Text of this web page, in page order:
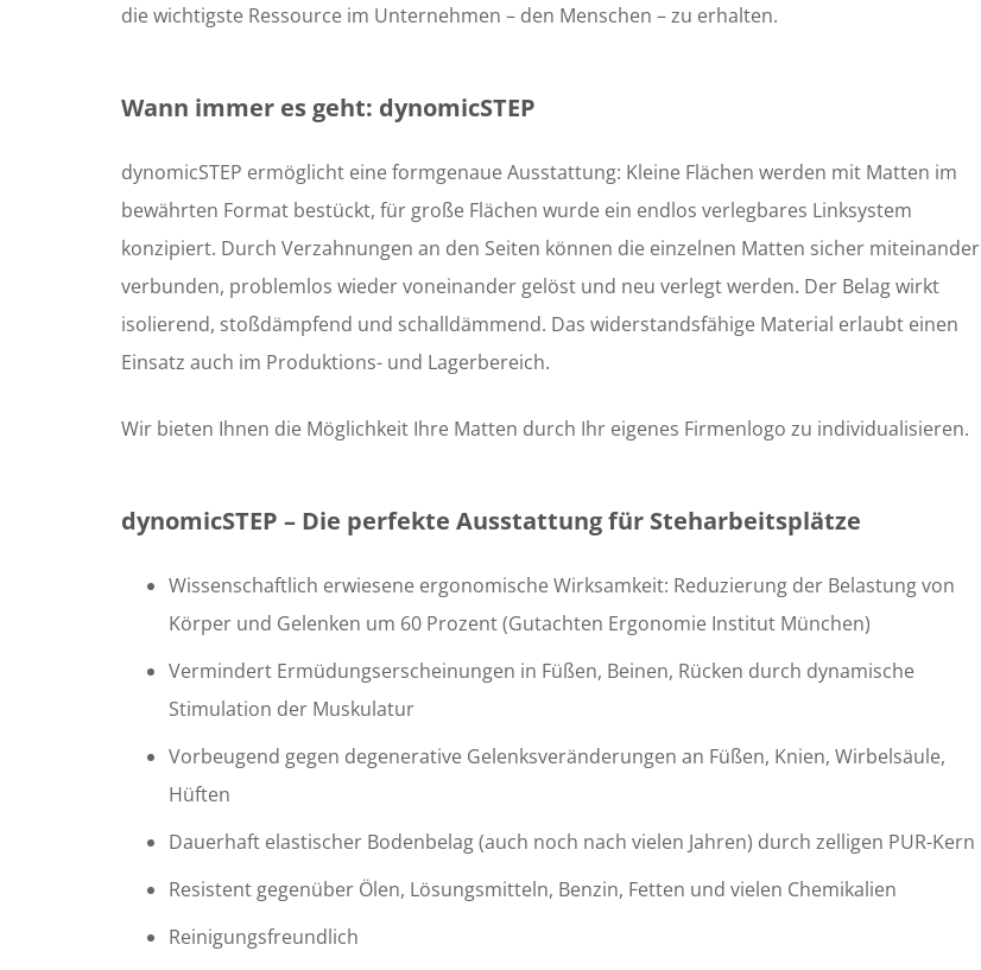
die wichtigste Ressource im Unternehmen – den Menschen – zu erhalten.
Wann immer es geht: dynomicSTEP
dynomicSTEP ermöglicht eine formgenaue Ausstattung: Kleine Flächen werden mit Matten im
bewährten Format bestückt, für große Flächen wurde ein endlos verlegbares Linksystem
konzipiert. Durch Verzahnungen an den Seiten können die einzelnen Matten sicher miteinander
verbunden, problemlos wieder voneinander gelöst und neu verlegt werden. Der Belag wirkt
isolierend, stoßdämpfend und schalldämmend. Das widerstandsfähige Material erlaubt einen
Einsatz auch im Produktions- und Lagerbereich.
Wir bieten Ihnen die Möglichkeit Ihre Matten durch Ihr eigenes Firmenlogo zu individualisieren.
dynomicSTEP – Die perfekte Ausstattung für Steharbeitsplätze
Wissenschaftlich erwiesene ergonomische Wirksamkeit: Reduzierung der Belastung von
Körper und Gelenken um 60 Prozent (Gutachten Ergonomie Institut München)
Vermindert Ermüdungserscheinungen in Füßen, Beinen, Rücken durch dynamische
Stimulation der Muskulatur
Vorbeugend gegen degenerative Gelenksveränderungen an Füßen, Knien, Wirbelsäule,
Hüften
Dauerhaft elastischer Bodenbelag (auch noch nach vielen Jahren) durch zelligen PUR-Kern
Resistent gegenüber Ölen, Lösungsmitteln, Benzin, Fetten und vielen Chemikalien
Reinigungsfreundlich